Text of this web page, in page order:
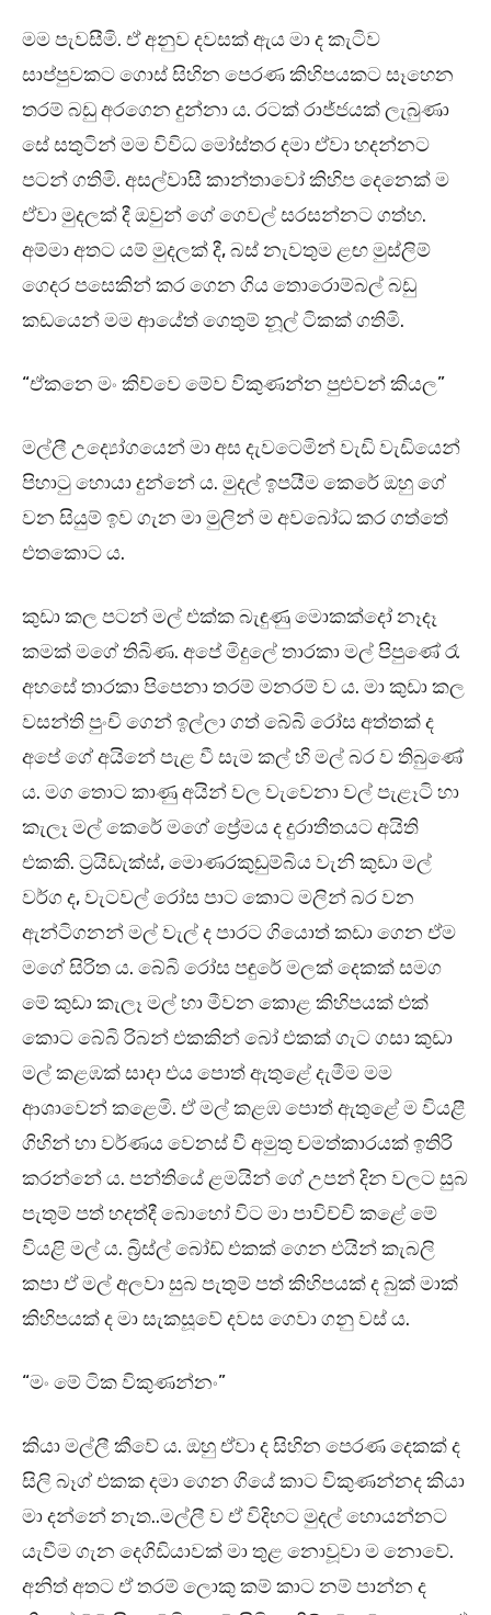
මම පැවසීමි. ඒ අනුව දවසක් ඇය මා ද කැටිව
සාප්පුවකට ගොස් සිහින පෙරණ කිහිපයකට සෑහෙන
තරම් බඩු අරගෙන දුන්නා ය. රටක් රාජ්ජයක් ලැබුණා
සේ සතුටින් මම විවිධ මෝස්තර දමා ඒවා හදන්නට
පටන් ගතිමි. අසල්වාසී කාන්තාවෝ කිහිප දෙනෙක් ම
ඒවා මුදලක් දී ඔවුන් ගේ ගෙවල් සරසන්නට ගත්හ.
අම්මා අතට යම් මුදලක් දී, බස් නැවතුම ළඟ මුස්ලිම්
ගෙදර පසෙකින් කර ගෙන ගිය තොරොම්බල් බඩු
කඩයෙන් මම ආයේත් ගෙතුම් නූල් ටිකක් ගතිමි.
“ඒකනෙ මං කිව්වෙ මේව විකුණන්න පුළුවන් කියල”
මල්ලී උද්‍යෝගයෙන් මා අස දැවටෙමින් වැඩි වැඩියෙන්
පිහාටු හොයා දුන්නේ ය. මුදල් ඉපයීම කෙරේ ඔහු ගේ
වන සියුම් ඉව ගැන මා මුලින් ම අවබෝධ කර ගත්තේ
එතකොට ය.
කුඩා කල පටන් මල් එක්ක බැඳුණු මොකක්දෝ නෑදෑ
කමක් මගේ තිබිණ. අපේ මිදුලේ තාරකා මල් පිපුණේ රෑ
අහසේ තාරකා පිපෙනා තරම් මනරම් ව ය. මා කුඩා කල
වසන්ති පුංචි ගෙන් ඉල්ලා ගත් බේබි රෝස අත්තක් ද
අපේ ගේ අයිනේ පැළ වී සැම කල් හි මල් බර ව තිබුණේ
ය. මග තොට කාණු අයින් වල වැවෙනා වල් පැළෑටි හා
කැලෑ මල් කෙරේ මගේ ප්‍රේමය ද දුරාතීතයට අයිති
එකකි. ට්‍රයිඩැක්ස්, මොණරකුඩුම්බිය වැනි කුඩා මල්
වර්ග ද, වැටවල් රෝස පාට කොට මලින් බර වන
ඇන්ටිගනන් මල් වැල් ද පාරට ගියොත් කඩා ගෙන ඒම
මගේ සිරිත ය. බේබි රෝස පඳුරේ මලක් දෙකක් සමග
මේ කුඩා කැලෑ මල් හා මීවන කොළ කිහිපයක් එක්
කොට බේබි රිබන් එකකින් බෝ එකක් ගැට ගසා කුඩා
මල් කළඹක් සාදා එය පොත් ඇතුළේ දැමීම මම
ආශාවෙන් කළෙමි. ඒ මල් කළඹ පොත් ඇතුළේ ම වියළී
ගිහින් හා වර්ණය වෙනස් වී අමුතු චමත්කාරයක් ඉතිරි
කරන්නේ ය. පන්තියේ ළමයින් ගේ උපන් දින වලට සුබ
පැතුම් පත් හදත්දී බොහෝ විට මා පාවිච්චි කළේ මේ
වියළි මල් ය. බ්‍රිස්ල් බෝඩ් එකක් ගෙන එයින් කැබලි
කපා ඒ මල් අලවා සුබ පැතුම් පත් කිහිපයක් ද බුක් මාක්
කිහිපයක් ද මා සැකසූවේ දවස ගෙවා ගනු වස් ය.
“මං මේ ටික විකුණන්නං”
කියා මල්ලී කීවේ ය. ඔහු ඒවා ද සිහින පෙරණ දෙකක් ද
සිලි බෑග් එකක දමා ගෙන ගියේ කාට විකුණන්නද කියා
මා දන්නේ නැත..මල්ලී ව ඒ විදිහට මුදල් හොයන්නට
යැවීම ගැන දෙගිඩියාවක් මා තුළ නොවූවා ම නොවේ.
අනිත් අතට ඒ තරම් ලොකු කම් කාට නම් පාන්න ද